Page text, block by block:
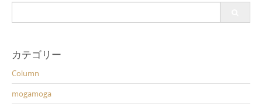
カテゴリー
Column
mogamoga